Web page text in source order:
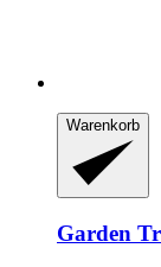
Warenkorb
Garden